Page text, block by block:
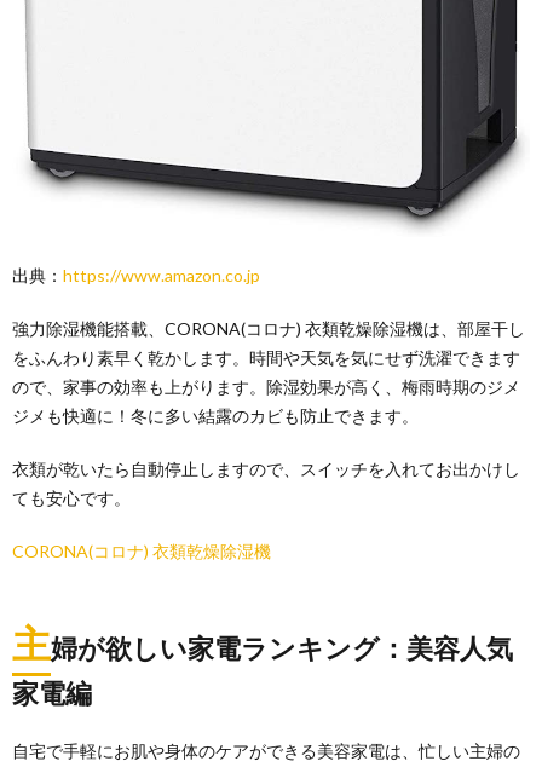
出典： https://www.amazon.co.jp
強力除湿機能搭載、CORONA(コロナ) 衣類乾燥除湿機は、部屋干し
をふんわり素早く乾かします。時間や天気を気にせず洗濯できます
ので、家事の効率も上がります。除湿効果が高く、梅雨時期のジメ
ジメも快適に！冬に多い結露のカビも防止できます。
衣類が乾いたら自動停止しますので、スイッチを入れてお出かけし
ても安心です。
CORONA(コロナ) 衣類乾燥除湿機
主婦が欲しい家電ランキング：美容人気
家電編
自宅で手軽にお肌や身体のケアができる美容家電は、忙しい主婦の